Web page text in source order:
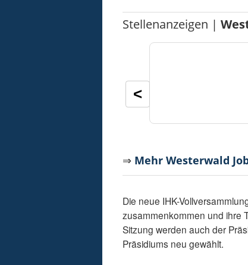
Stellenanzeigen |
<
⇒ Mehr Westerwald
Die neue IHK-
zusammenkommen und ihre
Sitzung werden auch der
Präsidiums neu gewählt.